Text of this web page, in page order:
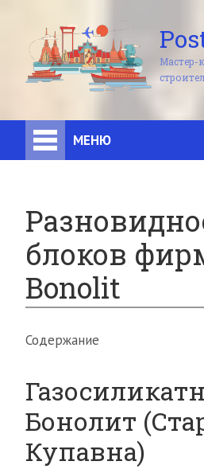
Мастер-
МЕНЮ
блоков
Bonolit
Содержание
Бонолит
Купавна)